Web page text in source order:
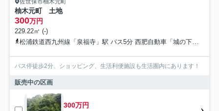
佐世保市柚木元町
柚木元町 土地
300万円
229.22㎡ (-)
松浦鉄道西九州線「泉福寺」駅 バス5分 西肥自動車「城の下（佐世保市）」 停歩5分
バス停徒歩2分、ショッピング、生活利便施設も生活圏内にあります！
販売中の区画
300万円